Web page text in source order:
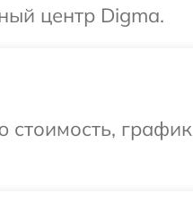
центр Digma.